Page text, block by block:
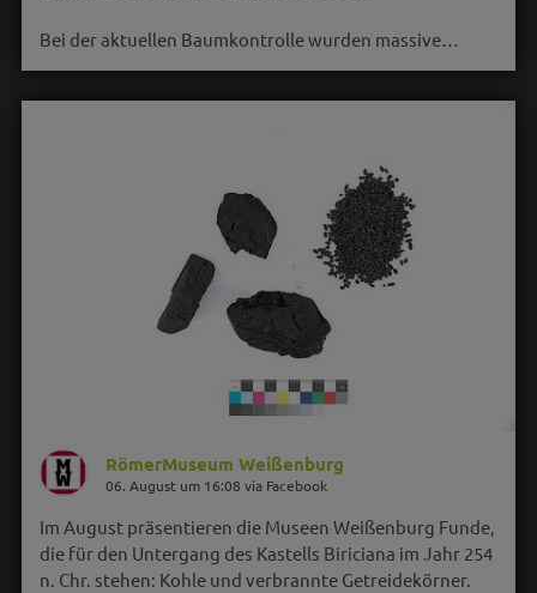
Bei der aktuellen Baumkontrolle wurden massive…
RömerMuseum Weißenburg
06. August um 16:08 via Facebook
Im August präsentieren die Museen Weißenburg Funde,
die für den Untergang des Kastells Biriciana im Jahr 254
n. Chr. stehen: Kohle und verbrannte Getreidekörner.